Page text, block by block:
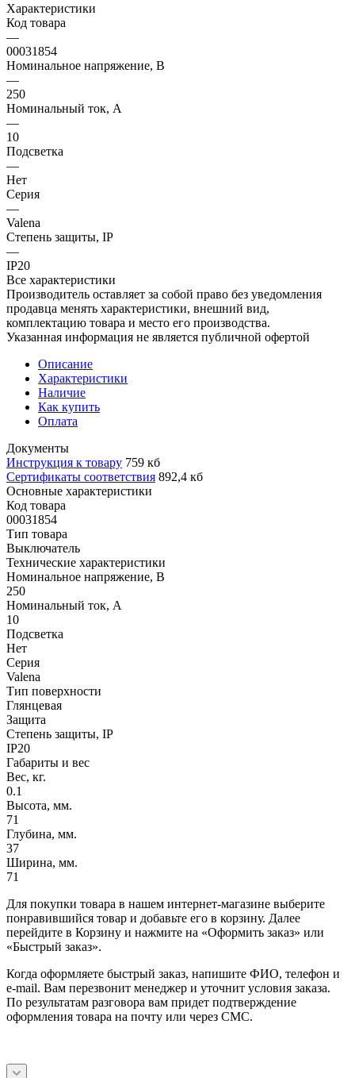
Характеристики
Код товара
—
00031854
Номинальное напряжение, В
—
250
Номинальный ток, А
—
10
Подсветка
—
Нет
Серия
—
Valena
Степень защиты, IP
—
IP20
Все характеристики
Производитель оставляет за собой право без уведомления
продавца менять характеристики, внешний вид,
комплектацию товара и место его производства.
Указанная информация не является публичной офертой
Описание
Характеристики
Наличие
Как купить
Оплата
Документы
Инструкция к товару 759 кб
Сертификаты соответствия 892,4 кб
Основные характеристики
Код товара
00031854
Тип товара
Выключатель
Технические характеристики
Номинальное напряжение, В
250
Номинальный ток, А
10
Подсветка
Нет
Серия
Valena
Тип поверхности
Глянцевая
Защита
Степень защиты, IP
IP20
Габариты и вес
Вес, кг.
0.1
Высота, мм.
71
Глубина, мм.
37
Ширина, мм.
71
Для покупки товара в нашем интернет-магазине выберите
понравившийся товар и добавьте его в корзину. Далее
перейдите в Корзину и нажмите на «Оформить заказ» или
«Быстрый заказ».
Когда оформляете быстрый заказ, напишите ФИО, телефон и
e-mail. Вам перезвонит менеджер и уточнит условия заказа.
По результатам разговора вам придет подтверждение
оформления товара на почту или через СМС.